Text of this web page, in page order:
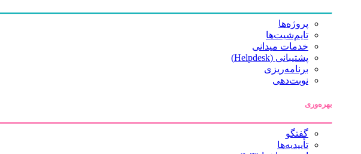
پروژه‌ها
تایم‌شیت‌ها
خدمات میدانی
پشتیبانی (Helpdesk)
برنامه‌ریزی
نوبت‌دهی
بهره‌وری
گفتگو
تأییدیه‌ها